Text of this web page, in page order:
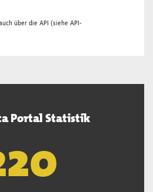
über die API (siehe API-
Portal Statistik